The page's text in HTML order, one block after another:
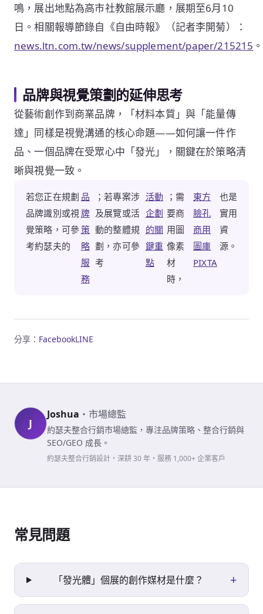
鳴，展出地點為高市社教館展示廳，展期至6月10
日。相關報導節錄自《自由時報》（記者李開菊）：
news.ltn.com.tw/news/supplement/paper/215215 。
品牌與視覺策劃的延伸思考
從藝術創作到商業品牌，「材料本質」與「能量傳
達」同樣是視覺溝通的核心命題——如何讓一件作
品、一個品牌在受眾心中「發光」，關鍵在於策略清
晰與視覺一致。
若您正在規劃
品牌識別或視
覺策略，可參
考約瑟夫的
品
牌
策
略
服
務
；若專案涉
及展覽或活
動的整體規
劃，亦可參
考
活動
企劃
的關
鍵重
點
；需
要商
用圖
像素
材
時，
東方
臉孔
商用
圖庫
PIXTA
也是
實用
資
源。
分享： FacebookLINE
J
Joshua ・ 市場總監
約瑟夫整合行銷市場總監，專注品牌策略、整合行銷與
SEO/GEO 成長。
約瑟夫整合行銷設計・深耕 30 年・服務 1,000+ 企業客戶
常見問題
「發光體」個展的創作媒材是什麼？ +